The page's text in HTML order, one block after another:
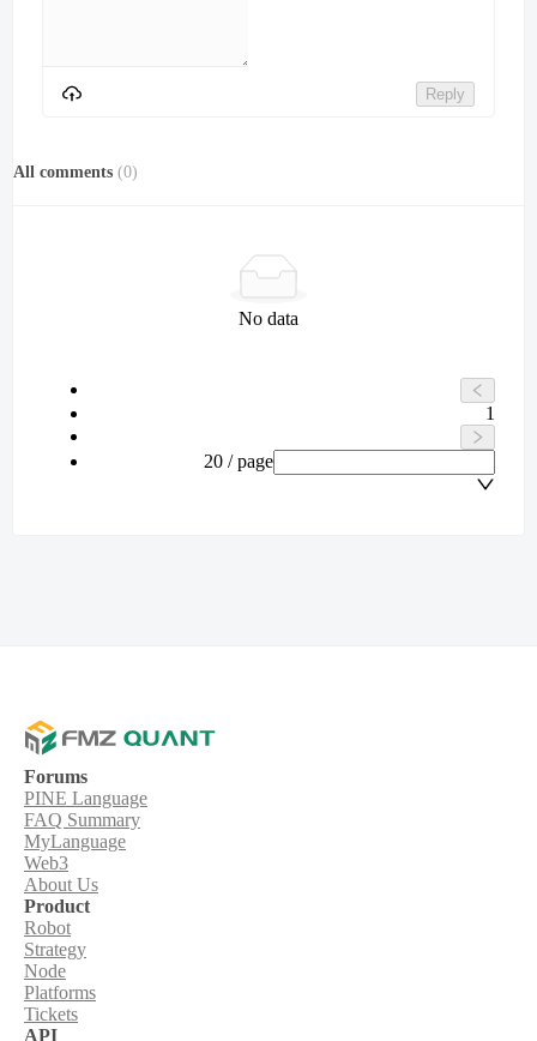
Reply
All comments (0)
No data
1
20 / page
Forums
PINE Language
FAQ Summary
MyLanguage
Web3
About Us
Product
Robot
Strategy
Node
Platforms
Tickets
API